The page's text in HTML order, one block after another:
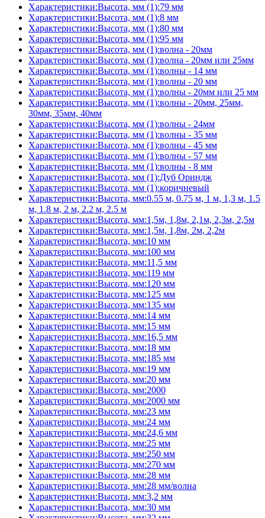
Характеристики:Высота, мм (1):79 мм
Характеристики:Высота, мм (1):8 мм
Характеристики:Высота, мм (1):80 мм
Характеристики:Высота, мм (1):95 мм
Характеристики:Высота, мм (1):волна - 20мм
Характеристики:Высота, мм (1):волна - 20мм или 25мм
Характеристики:Высота, мм (1):волны - 14 мм
Характеристики:Высота, мм (1):волны - 20 мм
Характеристики:Высота, мм (1):волны - 20мм или 25 мм
Характеристики:Высота, мм (1):волны - 20мм, 25мм,
30мм, 35мм, 40мм
Характеристики:Высота, мм (1):волны - 24мм
Характеристики:Высота, мм (1):волны - 35 мм
Характеристики:Высота, мм (1):волны - 45 мм
Характеристики:Высота, мм (1):волны - 57 мм
Характеристики:Высота, мм (1):волны - 8 мм
Характеристики:Высота, мм (1):Дуб Ориндж
Характеристики:Высота, мм (1):коричневый
Характеристики:Высота, мм:0.55 м, 0.75 м, 1 м, 1,3 м, 1.5
м, 1.8 м, 2 м, 2.2 м, 2.5 м
Характеристики:Высота, мм:1,5м, 1,8м, 2,1м, 2,3м, 2,5м
Характеристики:Высота, мм:1,5м, 1,8м, 2м, 2,2м
Характеристики:Высота, мм:10 мм
Характеристики:Высота, мм:100 мм
Характеристики:Высота, мм:11,5 мм
Характеристики:Высота, мм:119 мм
Характеристики:Высота, мм:120 мм
Характеристики:Высота, мм:125 мм
Характеристики:Высота, мм:135 мм
Характеристики:Высота, мм:14 мм
Характеристики:Высота, мм:15 мм
Характеристики:Высота, мм:16,5 мм
Характеристики:Высота, мм:18 мм
Характеристики:Высота, мм:185 мм
Характеристики:Высота, мм:19 мм
Характеристики:Высота, мм:20 мм
Характеристики:Высота, мм:2000
Характеристики:Высота, мм:2000 мм
Характеристики:Высота, мм:23 мм
Характеристики:Высота, мм:24 мм
Характеристики:Высота, мм:24,6 мм
Характеристики:Высота, мм:25 мм
Характеристики:Высота, мм:250 мм
Характеристики:Высота, мм:270 мм
Характеристики:Высота, мм:28 мм
Характеристики:Высота, мм:28 мм/волна
Характеристики:Высота, мм:3,2 мм
Характеристики:Высота, мм:30 мм